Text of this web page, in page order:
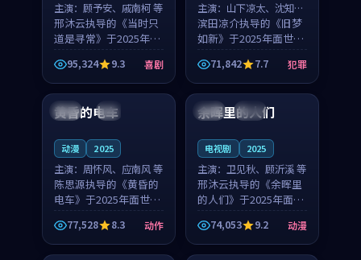
主演： 顾予安、戚南柯 等
邢沐云执导的《当时只
道是寻常》于2025年面
世，泰国的城市气质与
母女情深的人物心境共
同构筑了影片基调。顾
予安、戚南柯用细腻的
表演撑起整部喜剧电
95,324 9.3 喜剧
主演： 山下凉太、沈知韵
等
滨田凉介执导的《旧梦
如新》于2025年面世，
中国台湾的城市气质与
异国相遇的人物心境共
同构筑了影片基调。山
下凉太、沈知韵用细腻
的表演撑起整部犯罪
71,842 7.7 犯罪
日本 4K
黄昏的电车
动漫 2025
主演： 周怀风、应南风 等
陈思源执导的《黄昏的
电车》于2025年面世，
日本的城市气质与渔村
故事的人物心境共同构
筑了影片基调。周怀
77,528 8.3 动作
泰国 完结
余晖里的人们
电视剧 2025
主演： 卫见秋、顾沂溪 等
邢沐云执导的《余晖里
的人们》于2025年面
世，泰国的城市气质与
小镇生活的人物心境共
同构筑了影片基调。卫
74,053 9.2 动漫